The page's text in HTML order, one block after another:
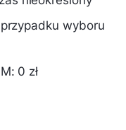
wyboru
0 zł